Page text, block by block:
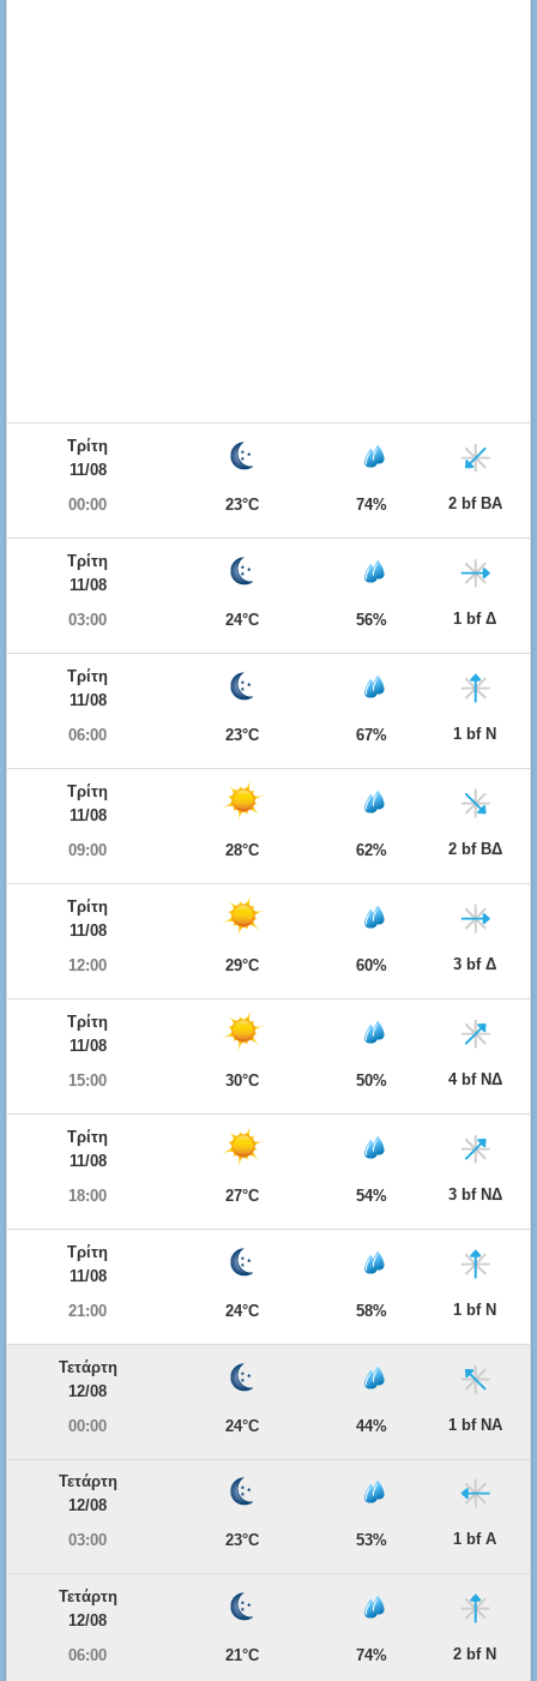
Τρίτη
11/08
00:00
23°C 74% 2 bf ΒΑ
Τρίτη
11/08
03:00
24°C 56% 1 bf Δ
Τρίτη
11/08
06:00
23°C 67% 1 bf Ν
Τρίτη
11/08
09:00
28°C 62% 2 bf ΒΔ
Τρίτη
11/08
12:00
29°C 60% 3 bf Δ
Τρίτη
11/08
15:00
30°C 50% 4 bf ΝΔ
Τρίτη
11/08
18:00
27°C 54% 3 bf ΝΔ
Τρίτη
11/08
21:00
24°C 58% 1 bf Ν
Τετάρτη
12/08
00:00
24°C 44% 1 bf ΝΑ
Τετάρτη
12/08
03:00
23°C 53% 1 bf Α
Τετάρτη
12/08
06:00
21°C 74% 2 bf Ν